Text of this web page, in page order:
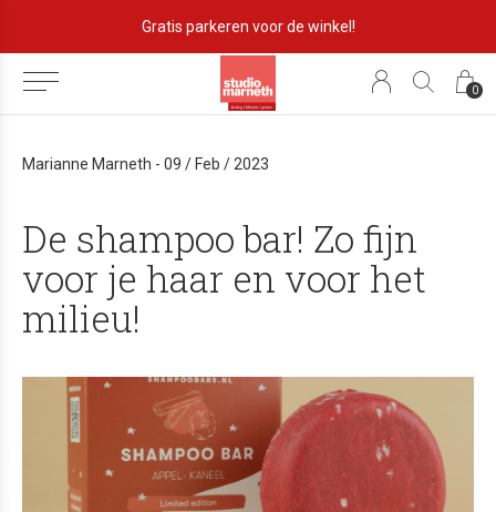
0
Gratis parkeren voor de winkel!
Marianne Marneth - 09 / Feb / 2023
De shampoo bar! Zo fijn
voor je haar en voor het
milieu!